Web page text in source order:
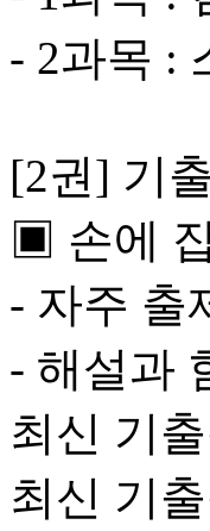
- 2과목 :
[2권] 기
▣ 손에
- 자주 출
- 해설과
최신 기
최신 기